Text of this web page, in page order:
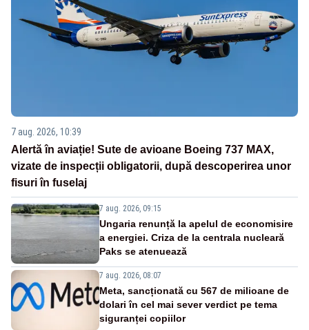
7 aug. 2026, 10:39
Alertă în aviație! Sute de avioane Boeing 737 MAX,
vizate de inspecții obligatorii, după descoperirea unor
fisuri în fuselaj
7 aug. 2026, 09:15
Ungaria renunță la apelul de economisire
a energiei. Criza de la centrala nucleară
Paks se atenuează
7 aug. 2026, 08:07
Meta, sancționată cu 567 de milioane de
dolari în cel mai sever verdict pe tema
siguranței copiilor